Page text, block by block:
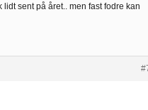
sent på året.. men fast fodre kan